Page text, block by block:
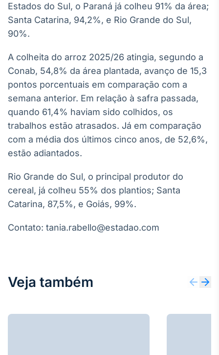
Monitoramento
inteligente de
notícias e
Broadcast
Fundos
A melhor
plataforma para
analisar fundos
de investimento
no Brasil
IA
Em breve
BroadFast
Estados do Sul, o Paraná já colheu 91% da área;
Santa Catarina, 94,2%, e Rio Grande do Sul,
90%.
A colheita do arroz 2025/26 atingia, segundo a
Conab, 54,8% da área plantada, avanço de 15,3
pontos porcentuais em comparação com a
semana anterior. Em relação à safra passada,
quando 61,4% haviam sido colhidos, os
trabalhos estão atrasados. Já em comparação
com a média dos últimos cinco anos, de 52,6%,
estão adiantados.
Rio Grande do Sul, o principal produtor do
cereal, já colheu 55% dos plantios; Santa
Catarina, 87,5%, e Goiás, 99%.
Contato: tania.rabello@estadao.com
Veja também